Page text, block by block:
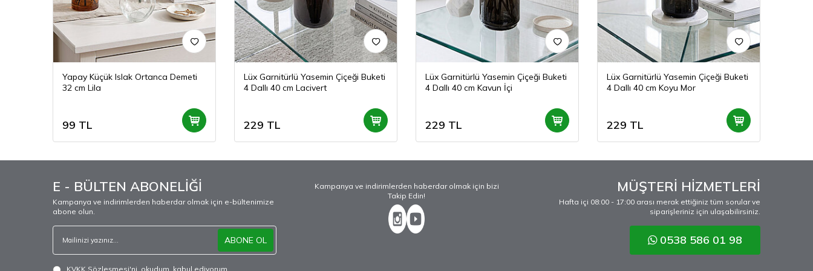
Yapay Küçük Islak Ortanca Demeti
32 cm Lila
99 TL
Lüx Garnitürlü Yasemin Çiçeği Buketi
4 Dallı 40 cm Lacivert
229 TL
Lüx Garnitürlü Yasemin Çiçeği Buketi
4 Dallı 40 cm Kavun İçi
229 TL
Lüx Garnitürlü Yasemin Çiçeği Buketi
4 Dallı 40 cm Koyu Mor
229 TL
E - BÜLTEN ABONELİĞİ
Kampanya ve indirimlerden haberdar olmak için e-bültenimize
abone olun.
ABONE OL
KVKK Sözleşmesi'ni , okudum, kabul ediyorum.
Kampanya ve indirimlerden haberdar olmak için bizi
Takip Edin!
MÜŞTERİ HİZMETLERİ
Hafta içi 08:00 - 17:00 arası merak ettiğiniz tüm sorular ve
siparişleriniz için ulaşabilirsiniz.
0538 586 01 98